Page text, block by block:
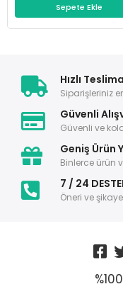
Sepete Ekle
Hızlı
Siparişleriniz
Güvenli
Güvenli ve
Geniş Ürün
Binlerce ürün
7 / 24
Öneri ve